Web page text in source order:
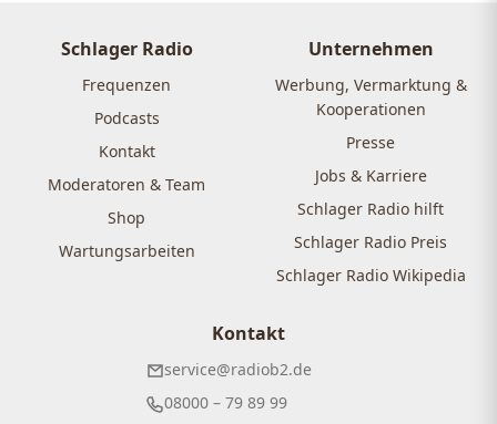
Schlager Radio
Frequenzen
Podcasts
Kontakt
Moderatoren & Team
Shop
Wartungsarbeiten
Unternehmen
Werbung, Vermarktung &
Kooperationen
Presse
Jobs & Karriere
Schlager Radio hilft
Schlager Radio Preis
Schlager Radio Wikipedia
Kontakt
service@radiob2.de
08000 – 79 89 99